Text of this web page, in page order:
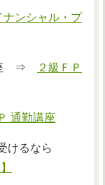
ナンシャル・プ
座 ⇒
２級ＦＰ
通勤講座
けるなら